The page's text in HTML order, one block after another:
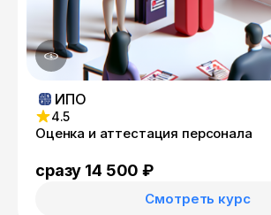
ИПО
4.5
Оценка и аттестация персонала
сразу 14 500 ₽
Смотреть курс